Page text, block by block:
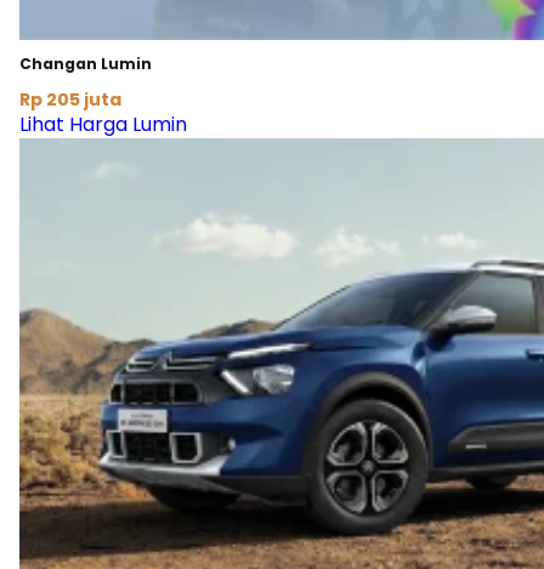
Changan Lumin
Rp 205 juta
Lihat Harga Lumin